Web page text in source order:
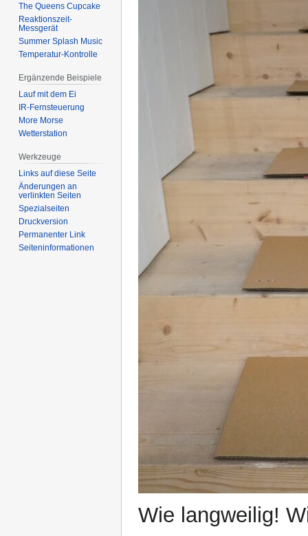
Wie langweilig!
The Queens Cupcake
Reaktionszeit-
Messgerät
Summer Splash Music
Temperatur-Kontrolle
Ergänzende Beispiele
Lauf mit dem Ei
IR-Fernsteuerung
More Morse
Wetterstation
Werkzeuge
Links auf diese Seite
Änderungen an
verlinkten Seiten
Spezialseiten
Druckversion
Permanenter Link
Seiten­­informationen